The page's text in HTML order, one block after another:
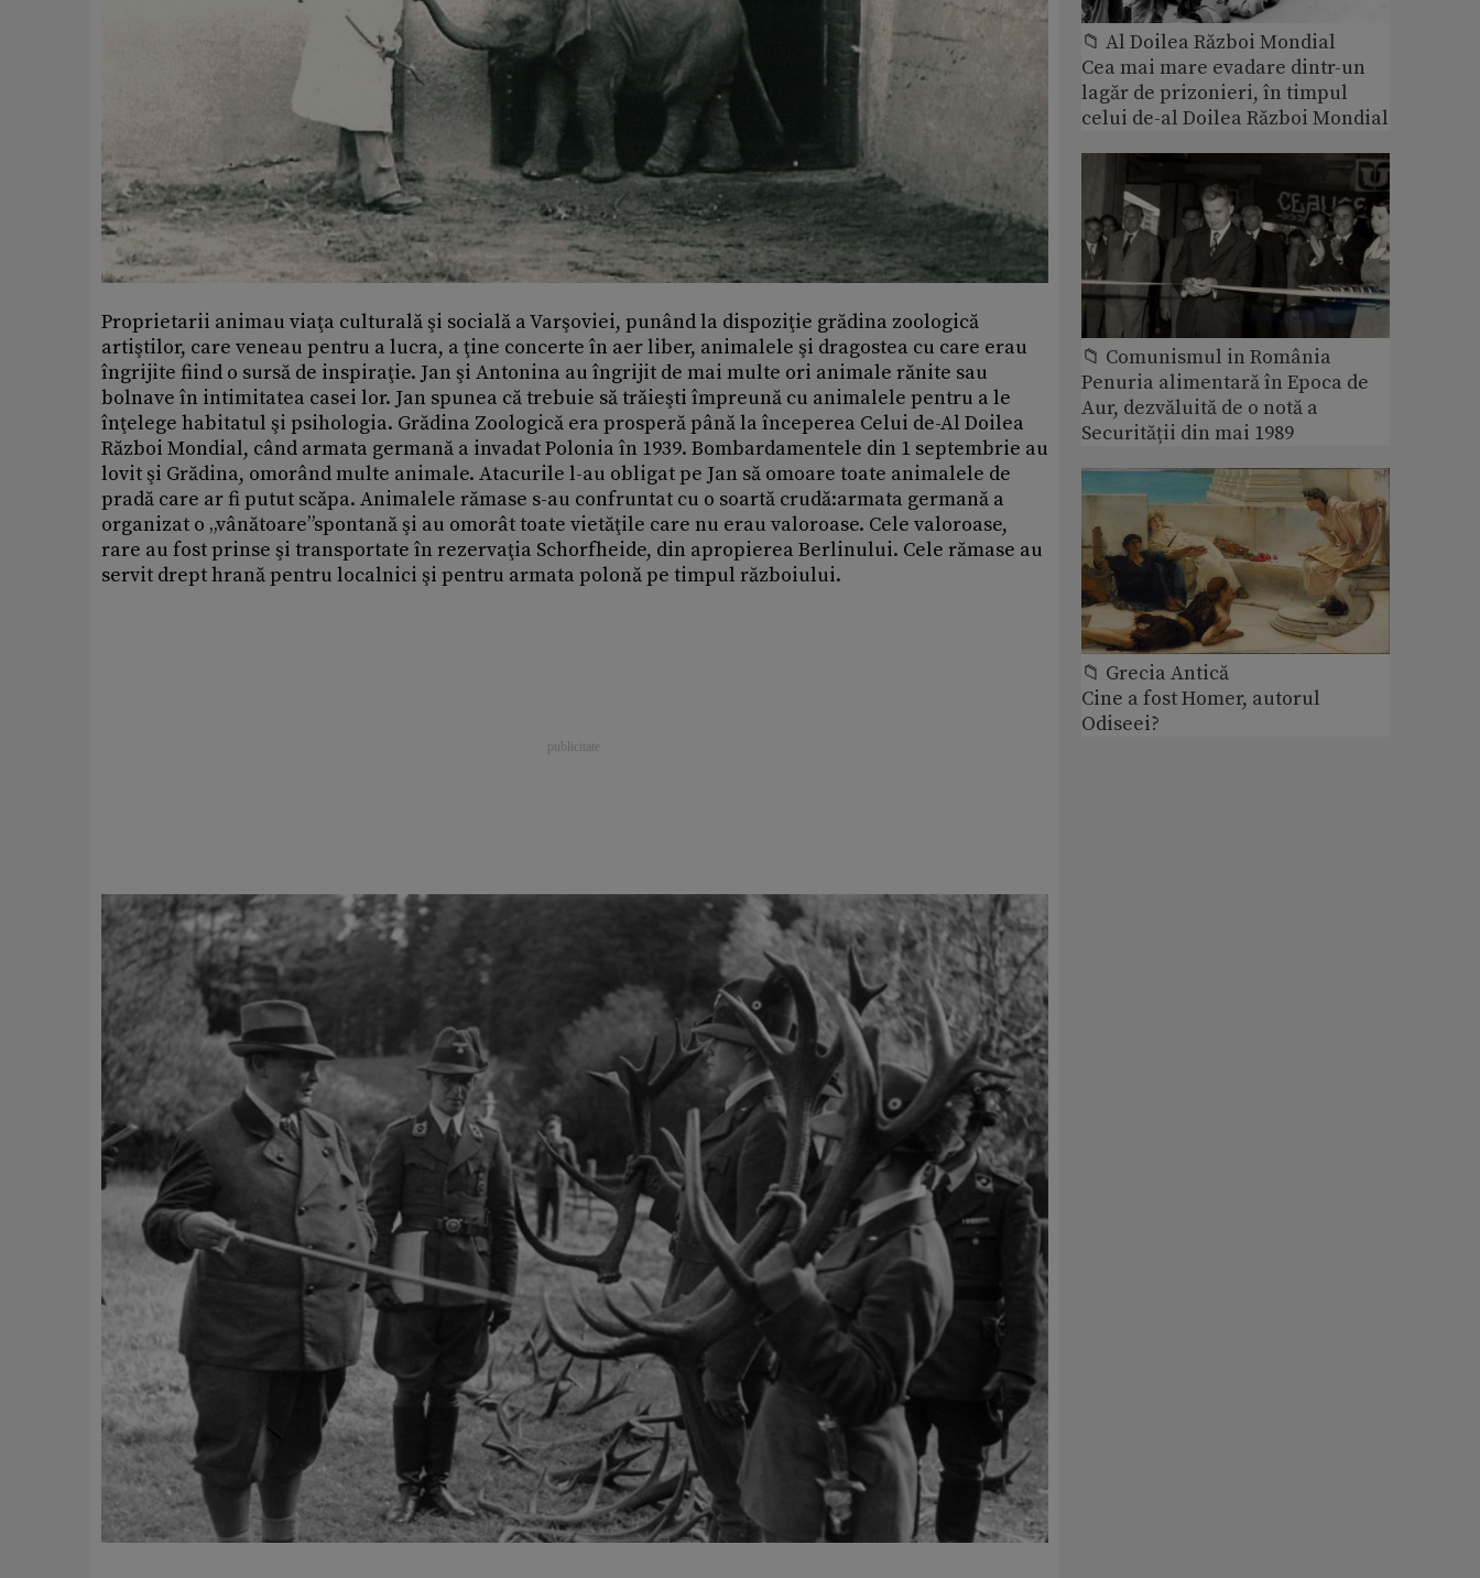
Proprietarii animau viaţa culturală şi socială a Varşoviei, punând la dispoziţie grădina zoologică
artiştilor, care veneau pentru a lucra, a ţine concerte în aer liber, animalele şi dragostea cu care erau
îngrijite fiind o sursă de inspiraţie. Jan şi Antonina au îngrijit de mai multe ori animale rănite sau
bolnave în intimitatea casei lor. Jan spunea că trebuie să trăieşti împreună cu animalele pentru a le
înţelege habitatul şi psihologia. Grădina Zoologică era prosperă până la începerea Celui de-Al Doilea
Război Mondial, când armata germană a invadat Polonia în 1939. Bombardamentele din 1 septembrie au
lovit şi Grădina, omorând multe animale. Atacurile l-au obligat pe Jan să omoare toate animalele de
pradă care ar fi putut scăpa. Animalele rămase s-au confruntat cu o soartă crudă:armata germană a
organizat o „vânătoare”spontană şi au omorât toate vietăţile care nu erau valoroase. Cele valoroase,
rare au fost prinse şi transportate în rezervaţia Schorfheide, din apropierea Berlinului. Cele rămase au
servit drept hrană pentru localnici şi pentru armata polonă pe timpul războiului.
📁 Al Doilea Război Mondial
Cea mai mare evadare dintr-un
lagăr de prizonieri, în timpul
celui de-al Doilea Război Mondial
📁 Comunismul in România
Penuria alimentară în Epoca de
Aur, dezvăluită de o notă a
Securității din mai 1989
📁 Grecia Antică
Cine a fost Homer, autorul
Odiseei?